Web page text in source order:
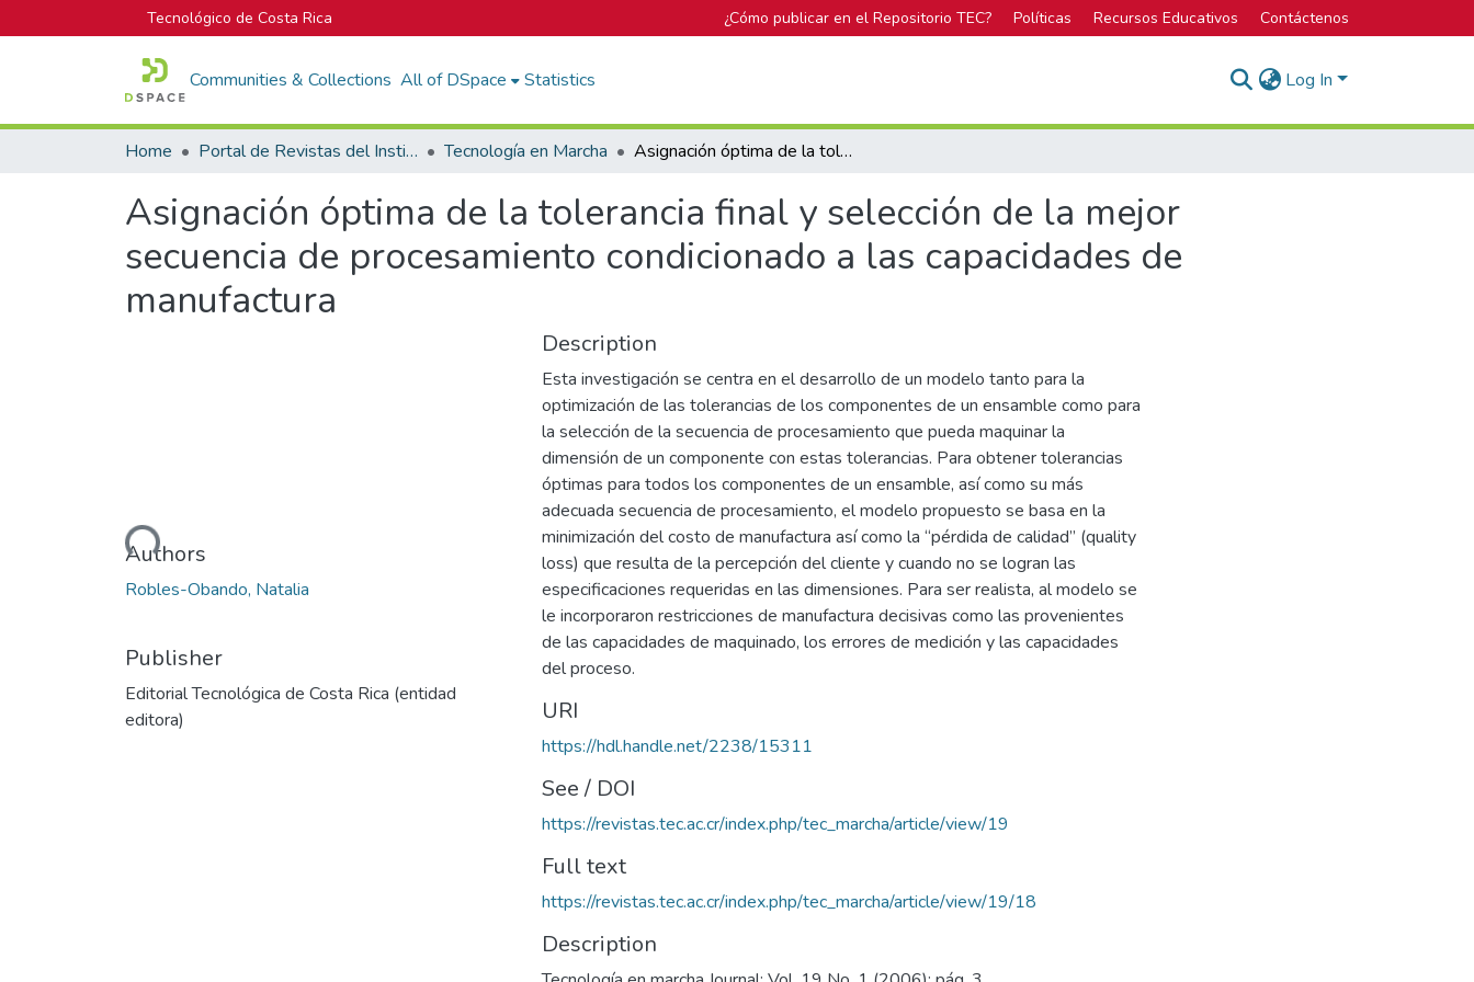
Tecnológico de Costa Rica ¿Cómo publicar en el Repositorio TEC? Políticas Recursos Educativos Contáctenos
Communities & Collections All of DSpace Statistics Log In
Home Portal de Revistas del Instituto Tecnológico de Costa Rica Tecnología en Marcha Asignación óptima de la tolerancia final y selección de la mejor secuencia de procesamiento condicionado a las capacidades de manufactura
Asignación óptima de la tolerancia final y selección de la mejor
secuencia de procesamiento condicionado a las capacidades de
manufactura
Loading...
Authors
Robles-Obando, Natalia
Publisher
Editorial Tecnológica de Costa Rica (entidad
editora)
Description
Esta investigación se centra en el desarrollo de un modelo tanto para la
optimización de las tolerancias de los componentes de un ensamble como para
la selección de la secuencia de procesamiento que pueda maquinar la
dimensión de un componente con estas tolerancias. Para obtener tolerancias
óptimas para todos los componentes de un ensamble, así como su más
adecuada secuencia de procesamiento, el modelo propuesto se basa en la
minimización del costo de manufactura así como la “pérdida de calidad” (quality
loss) que resulta de la percepción del cliente y cuando no se logran las
especificaciones requeridas en las dimensiones. Para ser realista, al modelo se
le incorporaron restricciones de manufactura decisivas como las provenientes
de las capacidades de maquinado, los errores de medición y las capacidades
del proceso.
URI
https://hdl.handle.net/2238/15311
See / DOI
https://revistas.tec.ac.cr/index.php/tec_marcha/article/view/19
Full text
https://revistas.tec.ac.cr/index.php/tec_marcha/article/view/19/18
Description